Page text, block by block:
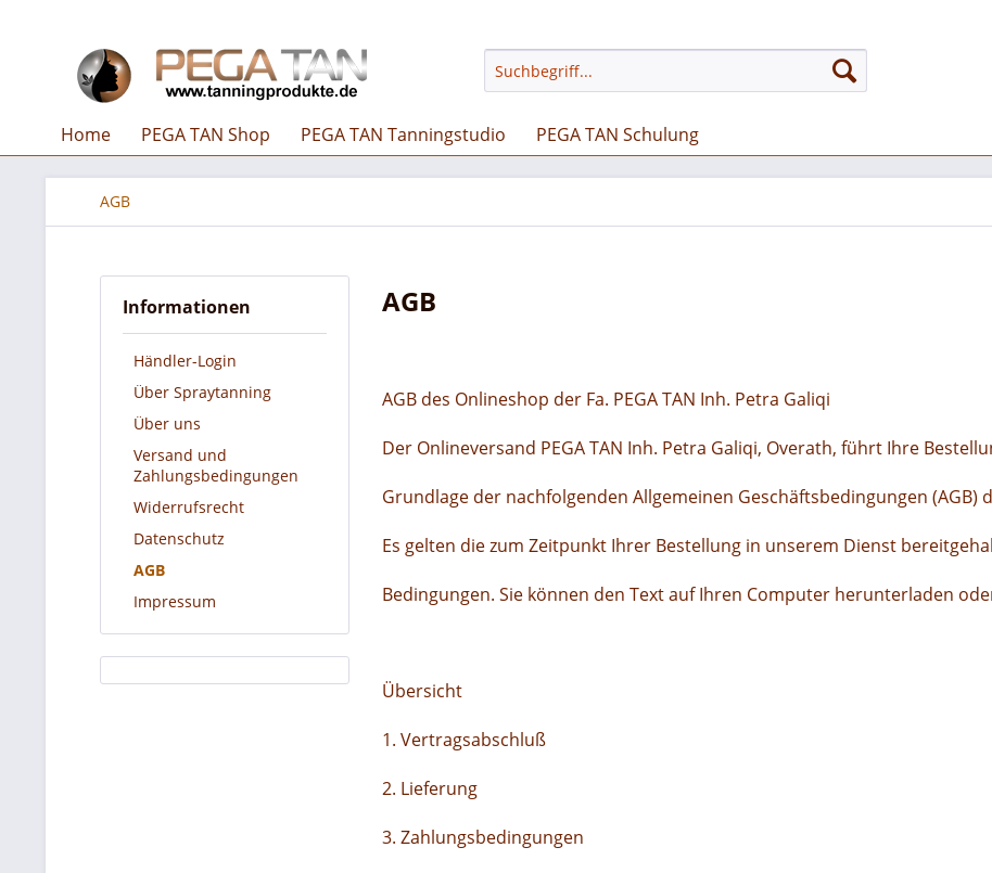
Home PEGA TAN Shop PEGA TAN Tanningstudio PEGA TAN Schulung
AGB
Informationen
Händler-Login
Über Spraytanning
Über uns
Versand und
Zahlungsbedingungen
Widerrufsrecht
Datenschutz
AGB
Impressum
AGB
AGB des Onlineshop der Fa. PEGA TAN Inh. Petra Galiqi
Der Onlineversand PEGA TAN Inh. Petra Galiqi, Overath, führt Ihre
Grundlage der nachfolgenden Allgemeinen Geschäftsbedingungen (AGB)
Es gelten die zum Zeitpunkt Ihrer Bestellung in unserem Dienst
Bedingungen. Sie können den Text auf Ihren Computer herunterladen
Übersicht
1. Vertragsabschluß
2. Lieferung
3. Zahlungsbedingungen